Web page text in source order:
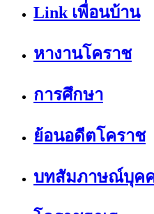
Link เพื่อนบ้าน
หางานโคราช
การศึกษา
ย้อนอดีตโคราช
บทสัมภาษณ์บุค